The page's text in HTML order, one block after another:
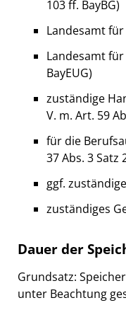
103 ff. BayBG)
Landesamt für
Landesamt
BayEUG)
zuständige
V. m. Art. 59
für die
37 Abs. 3 Satz
ggf.
zuständiges
Dauer der
Grundsatz:
unter Beachtung